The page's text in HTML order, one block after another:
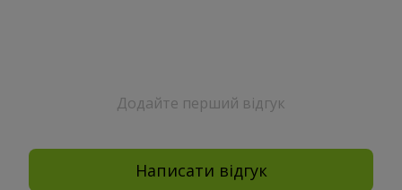
Додайте перший відгук
Написати відгук